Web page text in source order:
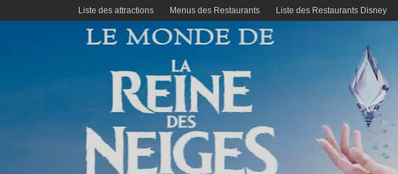
Liste des attractions Menus des Restaurants Liste des Restaurants Disney